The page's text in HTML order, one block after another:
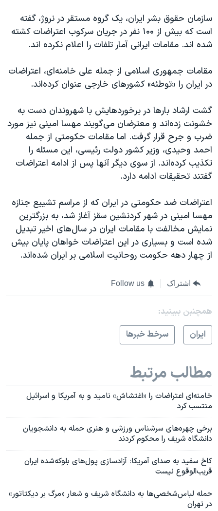
سازمان حقوق بشر ایران، یک گروه مستقر در نروژ، گفته
است که بیش از ۱۰۰ نفر در جریان سرکوب اعتراضات کشته
شده اند. مقامات ایرانی آمار تلفات را اعلام نکرده اند.
مقامات جمهوری اسلامی از جمله علی خامنه‌ای، اعتراضات
در ایران را «توطئه» کشورهای خارجی عنوان کرده‌اند.
گشت ارشاد بارها در برخوردهایش با شهروندان دست به
خشونت زده‌اند و معترضان می‌گویند مهسا امینی نیز مورد
ضرب و جرح قرار گرفت. اما مقامات حکومتی از جمله
احمد وحیدی، وزیر کشور دولت رئیسی، این مسئله را
تکذیب کرده‌اند. از سوی دیگر آنها پس از ادامه اعتراضات
گفتند تحقیقات ادامه دارد.
اعتراضات ضد حکومتی در ایران که از مراسم تشییع جنازه
مهسا امینی در شهر کردنشین سقز آغاز شد، به بزرگترین
نمایش مخالفت با مقامات ایران در سال‌های اخیر تبدیل
شده است و بسیاری در این اعتراضات خواهان پایان بیش
از چهار دهه حکومت روحانیت اسلامی بر ایران شده‌اند.
اشتراک Follow us
همچنبن ببینید:
ايران
سرخط خبرها
مطالب مرتبط
خامنه‌ای اعتراضات را «اغتشاش» نامید و به آمریکا و اسرائیل
منتسب کرد
برخی چهره‌های سرشناس ورزشی و هنری حمله به دانشجویان
دانشگاه شریف را محکوم کردند
کاخ سفید به صدای آمریکا: آزادسازی پول‌های بلوکه‌شده ایران
قریب‌الوقوع نیست
حمله لباس‌شخصی‌ها به دانشگاه شریف و شعار «مرگ بر دیکتاتور»
در تهران